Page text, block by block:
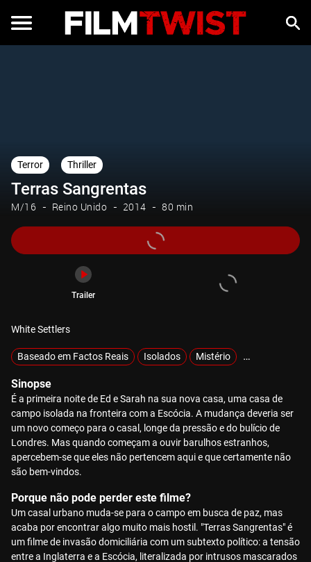
Terror Thriller
Terras Sangrentas
M/16 Reino Unido 2014 80 min
Trailer
White Settlers
Baseado em Factos Reais Isolados Mistério Raptados
Sinopse
É a primeira noite de Ed e Sarah na sua nova casa, uma casa de
campo isolada na fronteira com a Escócia. A mudança deveria ser
um novo começo para o casal, longe da pressão e do bulício de
Londres. Mas quando começam a ouvir barulhos estranhos,
apercebem-se que eles não pertencem aqui e que certamente não
são bem-vindos.
Porque não pode perder este filme?
Um casal urbano muda-se para o campo em busca de paz, mas
acaba por encontrar algo muito mais hostil. "Terras Sangrentas" é
um filme de invasão domiciliária com um subtexto político: a tensão
entre a Inglaterra e a Escócia, literalizada por intrusos mascarados